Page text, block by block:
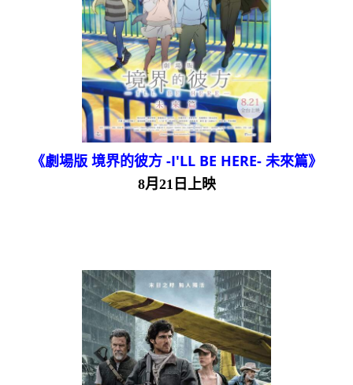
《劇場版 境界的彼方 -I'LL BE HERE- 未來篇》
8月21日上映